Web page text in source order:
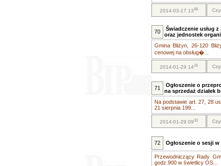
2014-03-17 1348
70
Świadczenie usług
oraz jednostek
Gmina Bliżyn, 26-120
cenowej na obsług�...
2014-01-29 1416
71
Ogłoszenie o
na sprzedaż działek
Na podstawie art. 27, 28
21 sierpnia 199...
2014-01-29 0933
72 Ogłoszenie o sesji
Przewodniczący Rady
godz.900 w świetlicy OS...